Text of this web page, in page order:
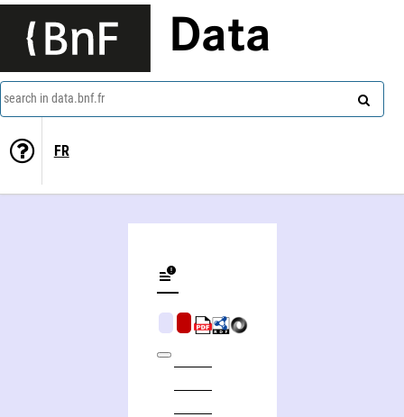
Data
search in data.bnf.fr
FR